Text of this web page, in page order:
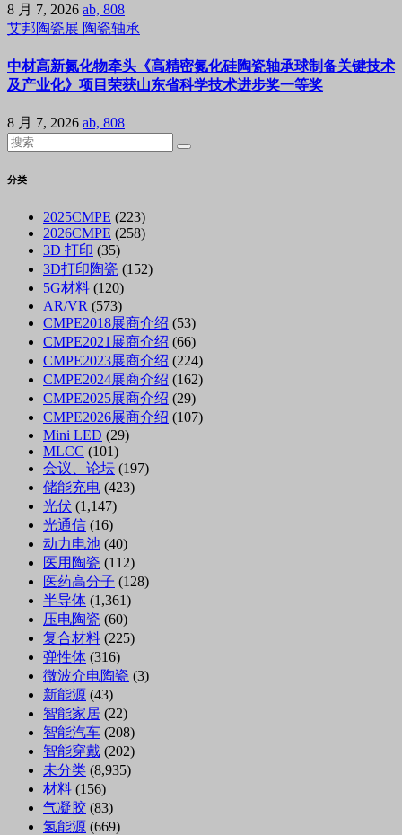
8 月 7, 2026 ab, 808
艾邦陶瓷展 陶瓷轴承
中材高新氮化物牵头《高精密氮化硅陶瓷轴承球制备关键技术
及产业化》项目荣获山东省科学技术进步奖一等奖
8 月 7, 2026 ab, 808
分类
2025CMPE (223)
2026CMPE (258)
3D 打印 (35)
3D打印陶瓷 (152)
5G材料 (120)
AR/VR (573)
CMPE2018展商介绍 (53)
CMPE2021展商介绍 (66)
CMPE2023展商介绍 (224)
CMPE2024展商介绍 (162)
CMPE2025展商介绍 (29)
CMPE2026展商介绍 (107)
Mini LED (29)
MLCC (101)
会议、论坛 (197)
储能充电 (423)
光伏 (1,147)
光通信 (16)
动力电池 (40)
医用陶瓷 (112)
医药高分子 (128)
半导体 (1,361)
压电陶瓷 (60)
复合材料 (225)
弹性体 (316)
微波介电陶瓷 (3)
新能源 (43)
智能家居 (22)
智能汽车 (208)
智能穿戴 (202)
未分类 (8,935)
材料 (156)
气凝胶 (83)
氢能源 (669)